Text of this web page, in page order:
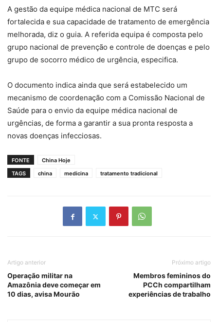
A gestão da equipe médica nacional de MTC será
fortalecida e sua capacidade de tratamento de emergência
melhorada, diz o guia. A referida equipa é composta pelo
grupo nacional de prevenção e controle de doenças e pelo
grupo de socorro médico de urgência, especifica.
O documento indica ainda que será estabelecido um
mecanismo de coordenação com a Comissão Nacional de
Saúde para o envio da equipe médica nacional de
urgências, de forma a garantir a sua pronta resposta a
novas doenças infecciosas.
FONTE
China Hoje
TAGS
china medicina tratamento tradicional
Artigo anterior
Operação militar na
Amazônia deve começar em
10 dias, avisa Mourão
Próximo artigo
Membros femininos do
PCCh compartilham
experiências de trabalho